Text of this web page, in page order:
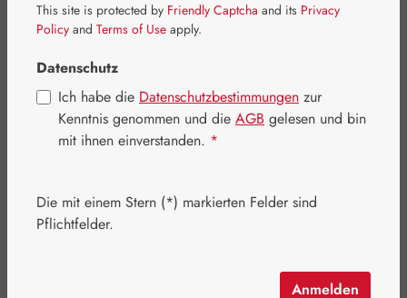
(601,22 € / 1 Kilogramm)
This site is protected by Friendly Captcha and its Privacy
Policy and Terms of Use apply.
Datenschutz
Ich habe die Datenschutzbestimmungen zur
Kenntnis genommen und die AGB gelesen und bin
mit ihnen einverstanden. *
Die mit einem Stern (*) markierten Felder sind
Pflichtfelder.
Anmelden